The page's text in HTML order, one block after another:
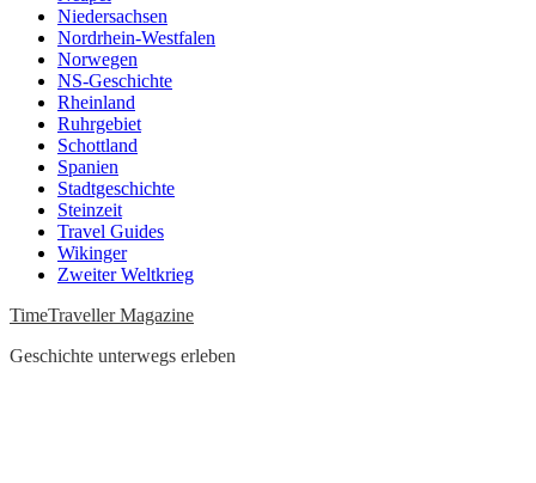
Niedersachsen
Nordrhein-Westfalen
Norwegen
NS-Geschichte
Rheinland
Ruhrgebiet
Schottland
Spanien
Stadtgeschichte
Steinzeit
Travel Guides
Wikinger
Zweiter Weltkrieg
TimeTraveller Magazine
Geschichte unterwegs erleben